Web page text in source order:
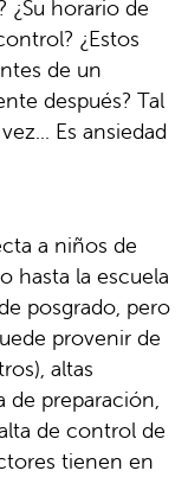
¿Su horario de
¿Estos
de un
después? Tal
Es ansiedad
a niños de
hasta la escuela
posgrado, pero
provenir de
altas
de preparación,
de control de
tienen en